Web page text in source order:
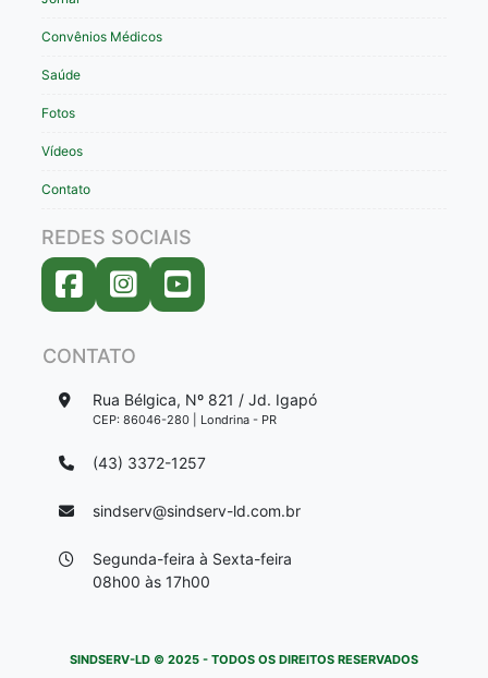
Convênios Médicos
Saúde
Fotos
Vídeos
Contato
REDES SOCIAIS
CONTATO
Rua Bélgica, Nº 821 / Jd. Igapó
CEP: 86046-280 | Londrina - PR
(43) 3372-1257
sindserv@sindserv-ld.com.br
Segunda-feira à Sexta-feira
08h00 às 17h00
SINDSERV-LD © 2025 - TODOS OS DIREITOS RESERVADOS